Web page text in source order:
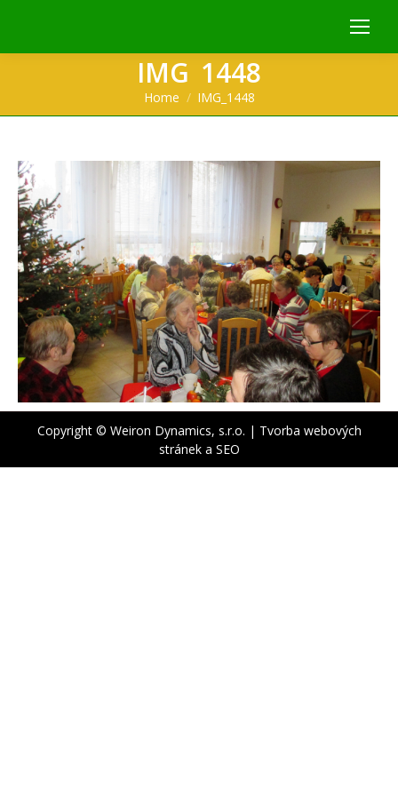
IMG_1448
You are here:
Home IMG_1448
Copyright © Weiron Dynamics, s.r.o. | Tvorba webových
stráneka SEO